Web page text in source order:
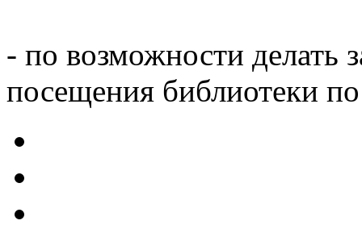
- по возможности делать
посещения библиотеки